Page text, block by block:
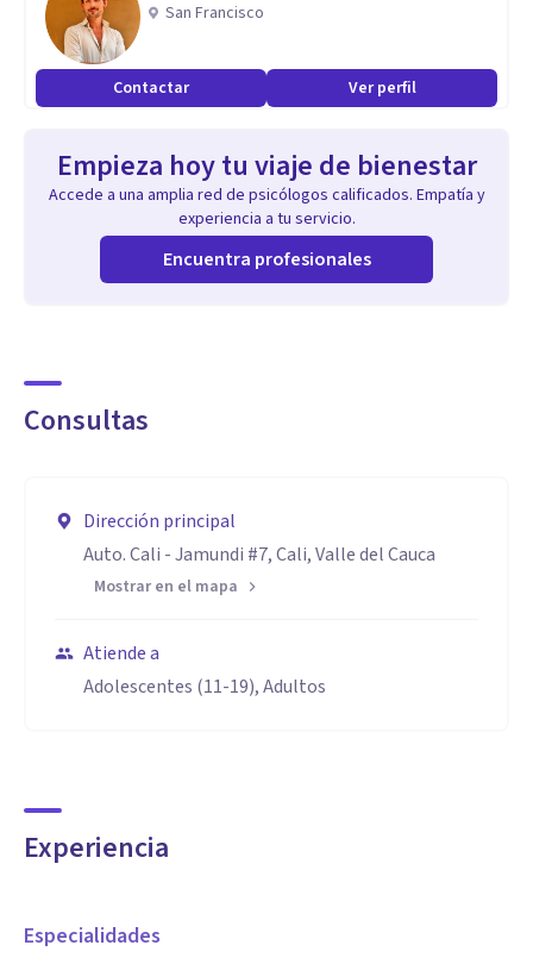
San Francisco
Contactar Ver perfil
Empieza hoy tu viaje de bienestar
Accede a una amplia red de psicólogos calificados. Empatía y
experiencia a tu servicio.
Encuentra profesionales
Consultas
Dirección principal
Auto. Cali - Jamundi #7, Cali, Valle del Cauca
Mostrar en el mapa
Atiende a
Adolescentes (11-19), Adultos
Experiencia
Especialidades